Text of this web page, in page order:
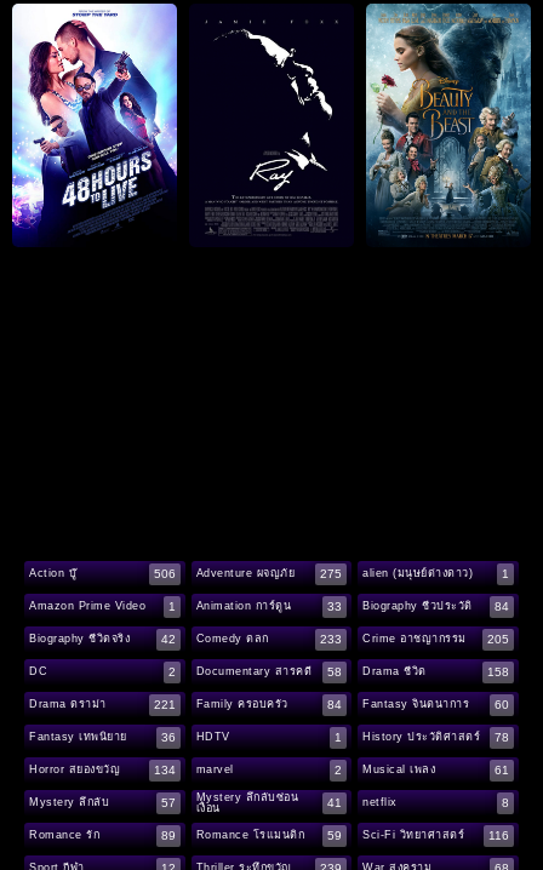
Action บู๊ 506 Adventure ผจญภัย 275 alien (มนุษย์ต่างดาว) 1
Amazon Prime Video 1 Animation การ์ตูน 33 Biography ชีวประวัติ 84
Biography ชีวิตจริง 42 Comedy ตลก 233 Crime อาชญากรรม 205
DC 2 Documentary สารคดี 58 Drama ชีวิต 158
Drama ดราม่า 221 Family ครอบครัว 84 Fantasy จินตนาการ 60
Fantasy เทพนิยาย 36 HDTV 1 History ประวัติศาสตร์ 78
Horror สยองขวัญ 134 marvel 2 Musical เพลง 61
Mystery ลึกลับ 57
Mystery ลึกลับซ่อน
เงื่อน
41 netflix 8
Romance รัก 89 Romance โรแมนติก 59 Sci-Fi วิทยาศาสตร์ 116